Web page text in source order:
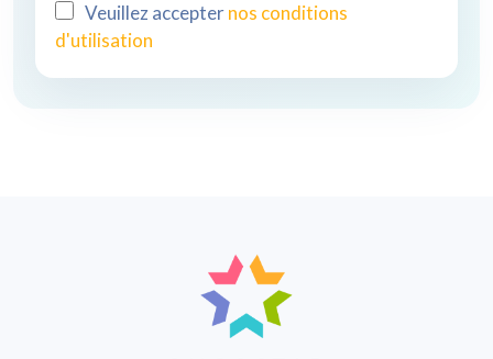
Veuillez accepternos conditions
d'utilisation